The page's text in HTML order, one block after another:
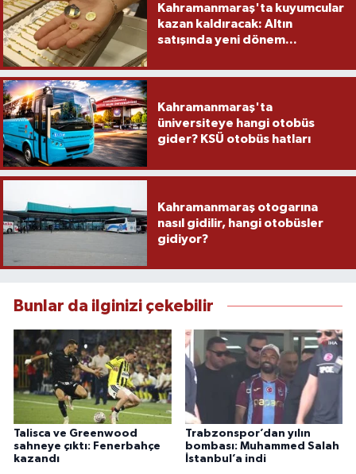
Kahramanmaraş'ta kuyumcular
kazan kaldıracak: Altın
satışında yeni dönem...
Kahramanmaraş'ta
üniversiteye hangi otobüs
gider? KSÜ otobüs hatları
Kahramanmaraş otogarına
nasıl gidilir, hangi otobüsler
gidiyor?
Bunlar da ilginizi çekebilir
Talisca ve Greenwood
sahneye çıktı: Fenerbahçe
kazandı
Trabzonspor’dan yılın
bombası: Muhammed Salah
İstanbul’a indi